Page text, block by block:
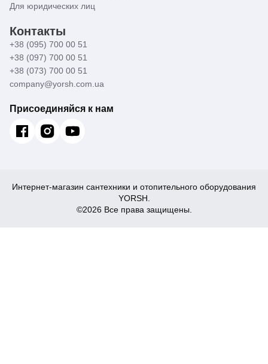
Для юридических лиц
Контакты
+38 (095) 700 00 51
+38 (097) 700 00 51
+38 (073) 700 00 51
company@yorsh.com.ua
Присоединяйся к нам
Интернет-магазин сантехники и отопительного оборудования
YORSH.
©2026 Все права защищены.